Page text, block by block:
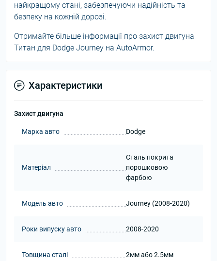
найкращому стані, забезпечуючи надійність та
безпеку на кожній дорозі.
Отримайте більше інформації про захист двигуна
Титан для Dodge Journey на AutoArmor.
Характеристики
Захист двигуна
Марка авто Dodge
Матеріал
Сталь покрита
порошковою
фарбою
Модель авто Journey (2008-2020)
Роки випуску авто 2008-2020
Товщина сталі 2мм або 2.5мм